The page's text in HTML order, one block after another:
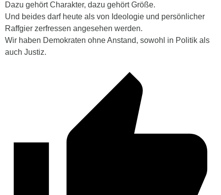
Dazu gehört Charakter, dazu gehört Größe.
Und beides darf heute als von Ideologie und persönlicher
Raffgier zerfressen angesehen werden.
Wir haben Demokraten ohne Anstand, sowohl in Politik als
auch Justiz.